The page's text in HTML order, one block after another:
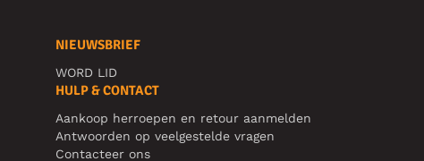
NIEUWSBRIEF
WORD LID
HULP & CONTACT
Aankoop herroepen en retour aanmelden
Antwoorden op veelgestelde vragen
Contacteer ons